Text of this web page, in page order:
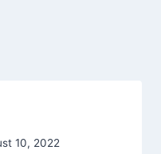
10, 2022